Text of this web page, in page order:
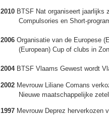
2010 BTSF Nat organiseert
Compulsories en Short-
2006 Organisatie van de Europese
(European) Cup of clubs in
2004BTSF Vlaams Gewest wordt
2002 Mevrouw Liliane Comans
Nieuwe maatschappelijke zetel:
1997 Mevrouw Deprez herverkozen